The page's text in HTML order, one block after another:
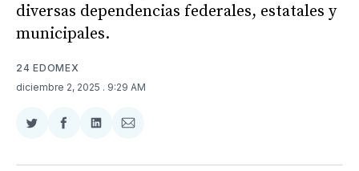
diversas dependencias federales, estatales y
municipales.
24 EDOMEX
diciembre 2, 2025 . 9:29 AM
Compartir
Twitter
Compartir
Facebook
Compartir
LinkedIn
Compartir
Email